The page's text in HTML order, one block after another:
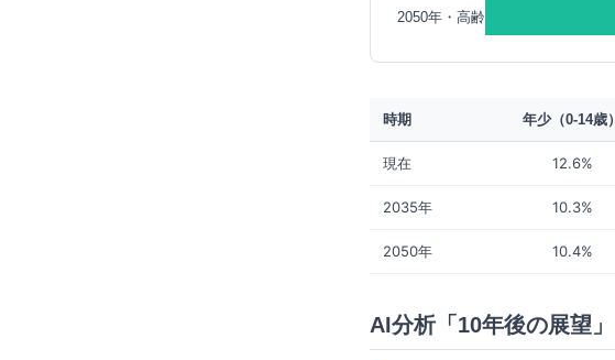
2050年・高齢
時期 年少（0-14歳）
現在 12.6%
2035年 10.3%
2050年 10.4%
AI分析「10年後の展望」